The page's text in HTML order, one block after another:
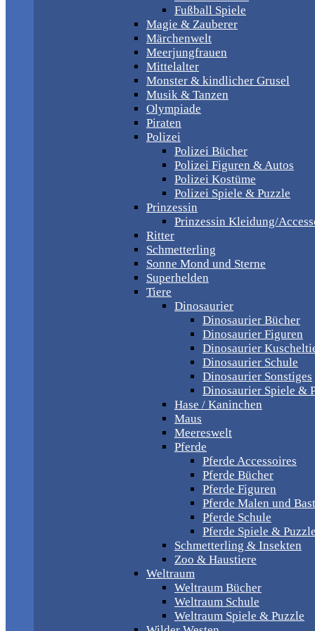
Fußball Spiele
Magie & Zauberer
Märchenwelt
Meerjungfrauen
Mittelalter
Monster & kindlicher Grusel
Musik & Tanzen
Olympiade
Piraten
Polizei
Polizei Bücher
Polizei Figuren & Autos
Polizei Kostüme
Polizei Spiele & Puzzle
Prinzessin
Prinzessin Kleidung/
Ritter
Schmetterling
Sonne Mond und Sterne
Superhelden
Tiere
Dinosaurier
Dinosaurier Bücher
Dinosaurier Figuren
Dinosaurier
Dinosaurier Schule
Dinosaurier Sonstiges
Dinosaurier Spiele &
Hase / Kaninchen
Maus
Meereswelt
Pferde
Pferde Accessoires
Pferde Bücher
Pferde Figuren
Pferde Malen und
Pferde Schule
Pferde Spiele & Puzzle
Schmetterling & Insekten
Zoo & Haustiere
Weltraum
Weltraum Bücher
Weltraum Schule
Weltraum Spiele & Puzzle